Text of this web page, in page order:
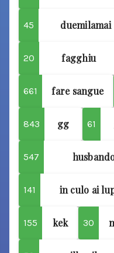
45 duemilamai
20 fagghiu
661 fare sangue
843 gg 61
547
141 in culo ai
155 kek 30